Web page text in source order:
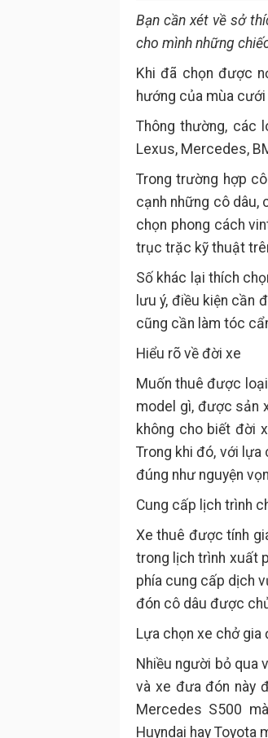
Bạn cần xét về sở
cho mình những
Khi đã chọn được
hướng của mùa
Thông thường, các
Lexus, Mercedes,
Trong trường hợp
cạnh những cô dâu,
chọn phong cách
trục trặc kỹ thuật
Số khác lại thích
lưu ý, điều kiện cần
cũng cần làm tóc
Hiểu rõ về đời xe
Muốn thuê được
model gì, được sản
không cho biết đời
Trong khi đó, với lựa
đúng như nguyện
Cung cấp lịch trình
Xe thuê được tính
trong lịch trình xuất
phía cung cấp dịch
đón cô dâu được
Lựa chọn xe chở gia
Nhiều người bỏ qua
và xe đưa đón này
Mercedes S500
Huyndai hay Toyota